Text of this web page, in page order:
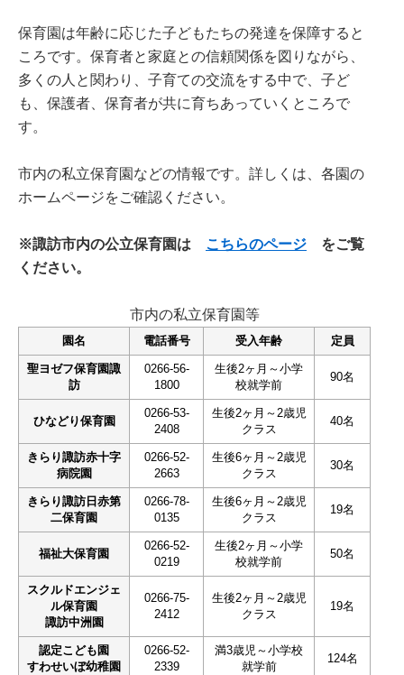
保育園は年齢に応じた子どもたちの発達を保障すると
ころです。保育者と家庭との信頼関係を図りながら、
多くの人と関わり、子育ての交流をする中で、子ど
も、保護者、保育者が共に育ちあっていくところで
す。
市内の私立保育園などの情報です。詳しくは、各園の
ホームページをご確認ください。
※諏訪市内の公立保育園は こちらのページ をご覧
ください。
市内の私立保育園等
園名 電話番号 受入年齢 定員
聖ヨゼフ保育園諏
訪
0266-56-
1800
生後2ヶ月～小学
校就学前
90名
ひなどり保育園
0266-53-
2408
生後2ヶ月～2歳児
クラス
40名
きらり諏訪赤十字
病院園
0266-52-
2663
生後6ヶ月～2歳児
クラス
30名
きらり諏訪日赤第
二保育園
0266-78-
0135
生後6ヶ月～2歳児
クラス
19名
福祉大保育園
0266-52-
0219
生後2ヶ月～小学
校就学前
50名
スクルドエンジェ
ル保育園
諏訪中洲園
0266-75-
2412
生後2ヶ月～2歳児
クラス
19名
認定こども園
すわせいぼ幼稚園
0266-52-
2339
満3歳児～小学校
就学前
124名